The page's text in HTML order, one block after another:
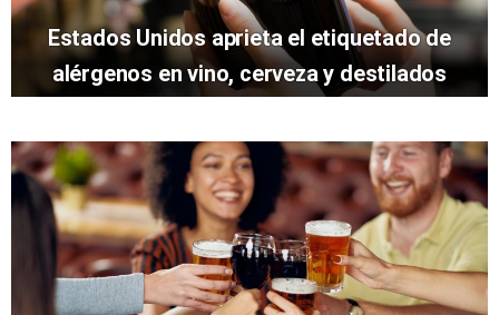
Estados Unidos aprieta el etiquetado de
alérgenos en vino, cerveza y destilados